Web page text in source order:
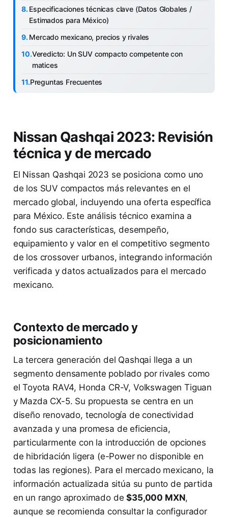
Especificaciones técnicas clave (Datos Globales /
Estimados para México)
Mercado mexicano, precios y rivales
Veredicto: Un SUV compacto competente con
matices
Preguntas Frecuentes
Nissan Qashqai 2023: Revisión
técnica y de mercado
El Nissan Qashqai 2023 se posiciona como uno
de los SUV compactos más relevantes en el
mercado global, incluyendo una oferta específica
para México. Este análisis técnico examina a
fondo sus características, desempeño,
equipamiento y valor en el competitivo segmento
de los crossover urbanos, integrando información
verificada y datos actualizados para el mercado
mexicano.
Contexto de mercado y
posicionamiento
La tercera generación del Qashqai llega a un
segmento densamente poblado por rivales como
el Toyota RAV4, Honda CR-V, Volkswagen Tiguan
y Mazda CX-5. Su propuesta se centra en un
diseño renovado, tecnología de conectividad
avanzada y una promesa de eficiencia,
particularmente con la introducción de opciones
de hibridación ligera (e-Power no disponible en
todas las regiones). Para el mercado mexicano, la
información actualizada sitúa su punto de partida
en un rango aproximado de$35,000 MXN,
aunque se recomienda consultar la configurador